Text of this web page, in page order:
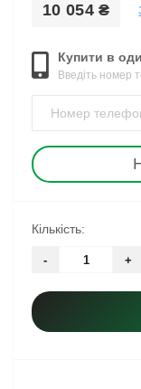
10 054 ₴
Купити в
Введіть номер
Кількість:
- +